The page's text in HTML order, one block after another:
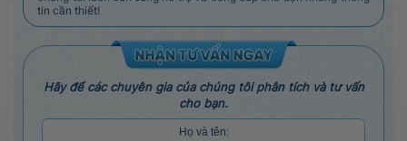
tin cần thiết!
Hãy để các chuyên gia của chúng tôi phân tích và tư vấn
cho bạn.